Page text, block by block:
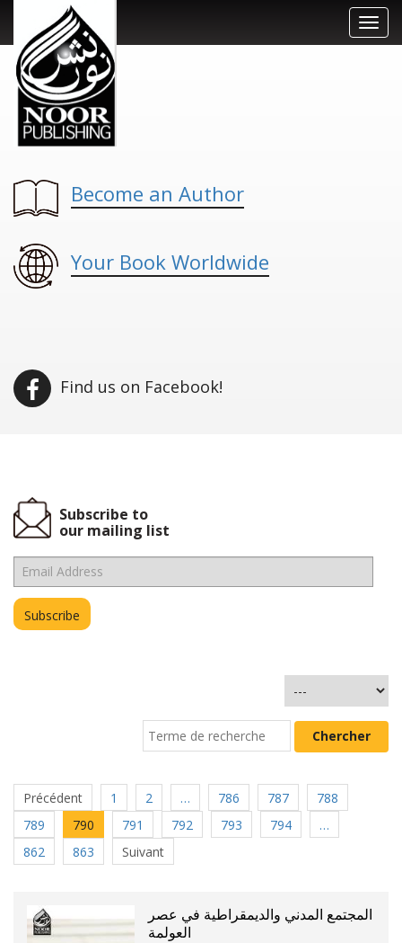
Become an Author
Your Book Worldwide
Find us on Facebook!
Subscribe to
our mailing list
Précédent 1 2 … 786 787
788
789
790 791 792 793 794
…
862
863 Suivant
المجتمع المدني والديمقراطية في عصر
العولمة